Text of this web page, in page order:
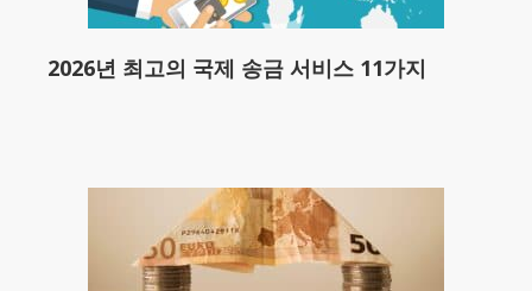
2026년 최고의 국제 송금 서비스 11가지